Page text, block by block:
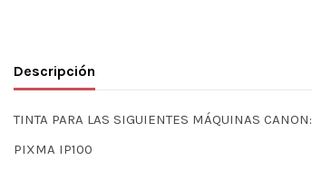
Descripción
TINTA PARA LAS SIGUIENTES MÁQUINAS CANON:
PIXMA IP100